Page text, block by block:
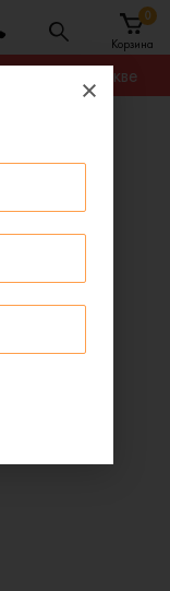
Корзина
0
оправу в Москве